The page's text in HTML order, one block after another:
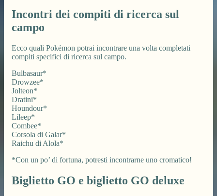
Incontri dei compiti di ricerca sul
campo
Ecco quali Pokémon potrai incontrare una volta completati
compiti specifici di ricerca sul campo.
Bulbasaur*
Drowzee*
Jolteon*
Dratini*
Houndour*
Lileep*
Combee*
Corsola di Galar*
Raichu di Alola*
*Con un po’ di fortuna, potresti incontrarne uno cromatico!
Biglietto GO e biglietto GO deluxe